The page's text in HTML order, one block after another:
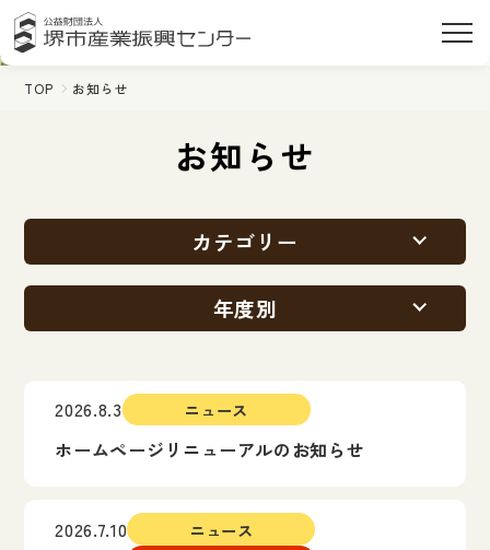
TOP お知らせ
お知らせ
カテゴリー
年度別
2026.8.3 ニュース
ホームページリニューアルのお知らせ
2026.7.10
ニュース